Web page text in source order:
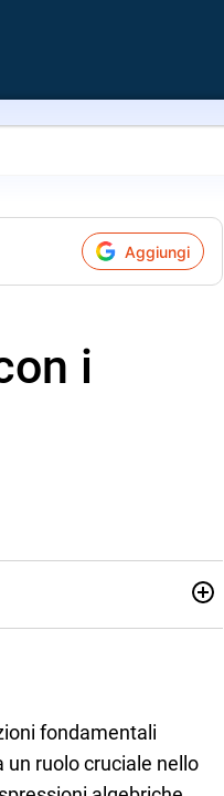
Aggiungi
i
Dopo un pò di anni negli
covid nella classe di
fondamentali
un ruolo cruciale nello